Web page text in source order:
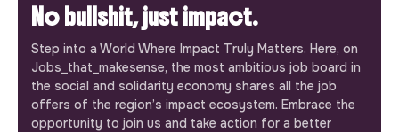
No bullshit, just impact.
Step into a World Where Impact Truly Matters. Here, on
Jobs_that_makesense, the most ambitious job board in
the social and solidarity economy shares all the job
offers of the region’s impact ecosystem. Embrace the
opportunity to join us and take action for a better